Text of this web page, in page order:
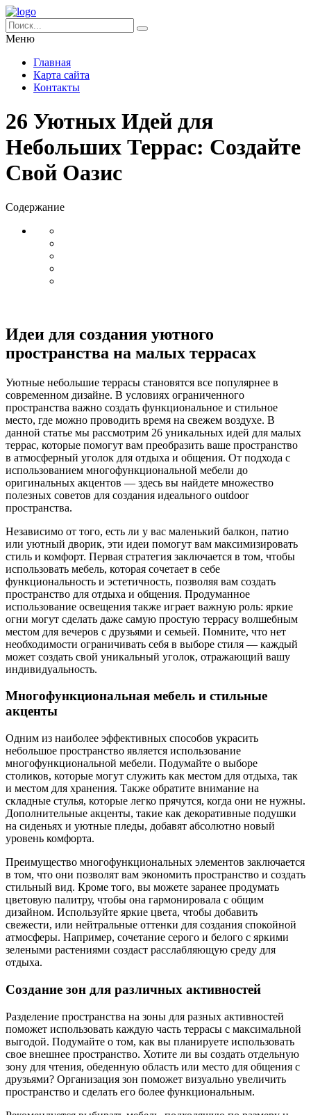
Меню
Главная
Карта сайта
Контакты
26 Уютных Идей для
Небольших Террас: Создайте
Свой Оазис
Содержание
Идеи для создания уютного
пространства на малых террасах
Уютные небольшие террасы становятся все популярнее в
современном дизайне. В условиях ограниченного
пространства важно создать функциональное и стильное
место, где можно проводить время на свежем воздухе. В
данной статье мы рассмотрим 26 уникальных идей для малых
террас, которые помогут вам преобразить ваше пространство
в атмосферный уголок для отдыха и общения. От подхода с
использованием многофункциональной мебели до
оригинальных акцентов — здесь вы найдете множество
полезных советов для создания идеального outdoor
пространства.
Независимо от того, есть ли у вас маленький балкон, патио
или уютный дворик, эти идеи помогут вам максимизировать
стиль и комфорт. Первая стратегия заключается в том, чтобы
использовать мебель, которая сочетает в себе
функциональность и эстетичность, позволяя вам создать
пространство для отдыха и общения. Продуманное
использование освещения также играет важную роль: яркие
огни могут сделать даже самую простую террасу волшебным
местом для вечеров с друзьями и семьей. Помните, что нет
необходимости ограничивать себя в выборе стиля — каждый
может создать свой уникальный уголок, отражающий вашу
индивидуальность.
Многофункциональная мебель и стильные
акценты
Одним из наиболее эффективных способов украсить
небольшое пространство является использование
многофункциональной мебели. Подумайте о выборе
столиков, которые могут служить как местом для отдыха, так
и местом для хранения. Также обратите внимание на
складные стулья, которые легко прячутся, когда они не нужны.
Дополнительные акценты, такие как декоративные подушки
на сиденьях и уютные пледы, добавят абсолютно новый
уровень комфорта.
Преимущество многофункциональных элементов заключается
в том, что они позволят вам экономить пространство и создать
стильный вид. Кроме того, вы можете заранее продумать
цветовую палитру, чтобы она гармонировала с общим
дизайном. Используйте яркие цвета, чтобы добавить
свежести, или нейтральные оттенки для создания спокойной
атмосферы. Например, сочетание серого и белого с яркими
зелеными растениями создаст расслабляющую среду для
отдыха.
Создание зон для различных активностей
Разделение пространства на зоны для разных активностей
поможет использовать каждую часть террасы с максимальной
выгодой. Подумайте о том, как вы планируете использовать
свое внешнее пространство. Хотите ли вы создать отдельную
зону для чтения, обеденную область или место для общения с
друзьями? Организация зон поможет визуально увеличить
пространство и сделать его более функциональным.